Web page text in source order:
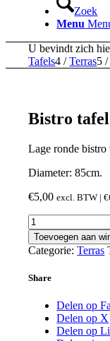
Zoek
Menu
U bevindt zich
Tafels4 / Terras5 /
Bistro
Lage ronde bistro
Diameter: 85cm.
€5,00 excl. BTW |€
Bistro
tafel
rond
aantal
Toevoegen aan
Categorie:Terras
Share
Delen op
Delen op X
Delen op